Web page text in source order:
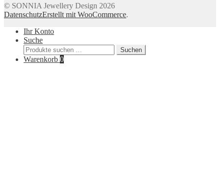
© SONNIA Jewellery Design 2026
DatenschutzErstellt mit WooCommerce.
Ihr Konto
Suche
Suchen
nach:
Suchen
Warenkorb 0